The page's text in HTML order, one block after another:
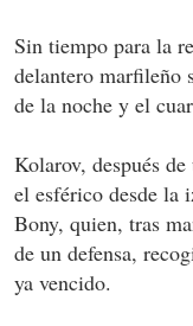
Sin tiempo para la
delantero marfileño
de la noche y el
Kolarov, después
el esférico desde la
Bony, quien, tras
de un defensa,
ya vencido.